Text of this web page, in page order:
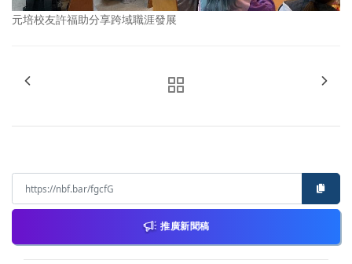
元培校友許福助分享跨域職涯發展
推廣新聞稿